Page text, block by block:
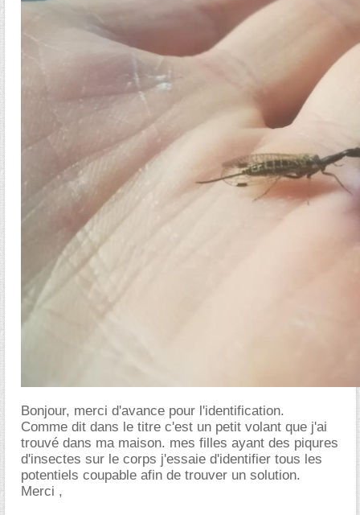
Bonjour, merci d'avance pour l'identification.
Comme dit dans le titre c'est un petit volant que j'ai
trouvé dans ma maison. mes filles ayant des piqures
d'insectes sur le corps j'essaie d'identifier tous les
potentiels coupable afin de trouver un solution.
Merci ,